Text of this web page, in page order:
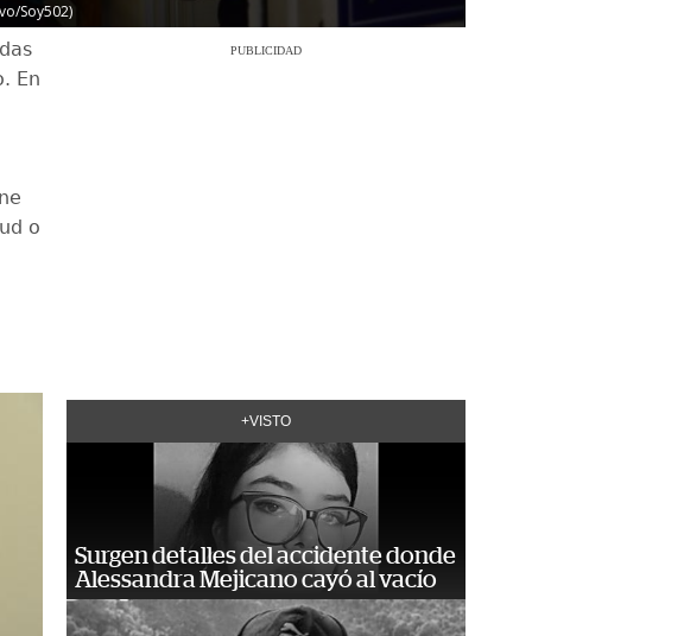
Soy502)
En
o
PUBLICIDAD
+VISTO
Surgen detalles del accidente donde
Alessandra Mejicano cayó al vacío